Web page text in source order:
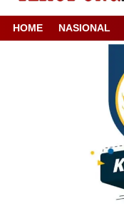
HOME NASIONAL